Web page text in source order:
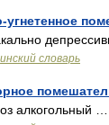
угнетенное
словарь
алкогольный …